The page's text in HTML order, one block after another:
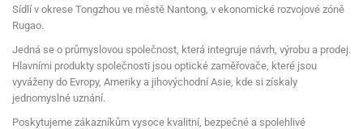
STŘELIVO
PŘÍSLUŠENSTVÍ
DETEKTORY KOVŮ
KONTAKTY
Sídlí v okrese Tongzhou ve městě Nantong, v ekonomické rozvojové zóně
Rugao.
Jedná se o průmyslovou společnost, která integruje návrh, výrobu a prodej.
Hlavními produkty společnosti jsou optické zaměřovače, které jsou
vyváženy do Evropy, Ameriky a jihovýchodní Asie, kde si získaly
jednomyslné uznání.
Poskytujeme zákazníkům vysoce kvalitní, bezpečné a spolehlivé